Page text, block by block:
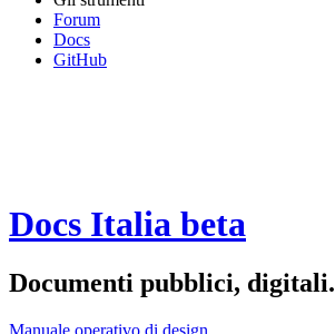
Forum
Docs
GitHub
Docs Italia beta
Documenti pubblici, digitali.
Manuale operativo di design